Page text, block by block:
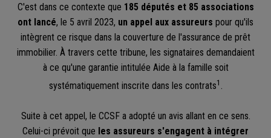
C'est dans ce contexte que 185 députés et 85 associations
ont lancé, le 5 avril 2023, un appel aux assureurs pour qu'ils
intègrent ce risque dans la couverture de l'assurance de prêt
immobilier. À travers cette tribune, les signataires demandaient
à ce qu'une garantie intitulée Aide à la famille soit
systématiquement inscrite dans les contrats1 .
Suite à cet appel, le CCSF a adopté un avis allant en ce sens.
Celui-ci prévoit que les assureurs s'engagent à intégrer